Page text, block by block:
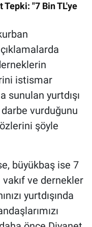
Tepki: "7 Bin TL'ye
istismar
sunulan yurtdışı
vurduğunu
şöyle
büyükbaş ise 7
ve dernekler
yurtdışında